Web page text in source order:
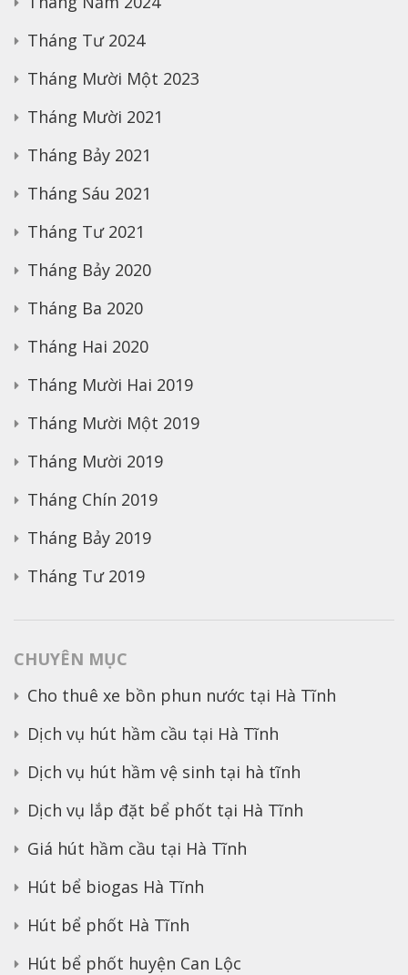
Tháng Tư 2024
Tháng Mười Một 2023
Tháng Mười 2021
Tháng Bảy 2021
Tháng Sáu 2021
Tháng Tư 2021
Tháng Bảy 2020
Tháng Ba 2020
Tháng Hai 2020
Tháng Mười Hai 2019
Tháng Mười Một 2019
Tháng Mười 2019
Tháng Chín 2019
Tháng Bảy 2019
Tháng Tư 2019
CHUYÊN MỤC
Cho thuê xe bồn phun nước tại Hà Tĩnh
Dịch vụ hút hầm cầu tại Hà Tĩnh
Dịch vụ hút hầm vệ sinh tại hà tĩnh
Dịch vụ lắp đặt bể phốt tại Hà Tĩnh
Giá hút hầm cầu tại Hà Tĩnh
Hút bể biogas Hà Tĩnh
Hút bể phốt Hà Tĩnh
Hút bể phốt huyện Can Lộc